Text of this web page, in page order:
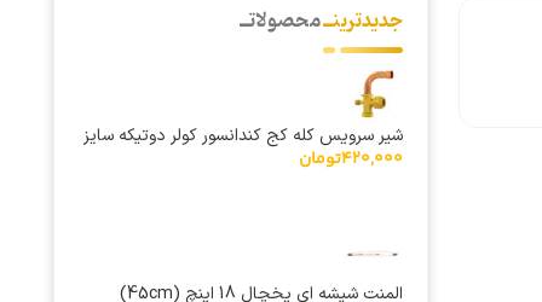
جدیدترینــمحصولاتــ
شیر سرویس کله کج کندانسور کولر دوتیکه سایز
5/8 اینچ خارجی
420,000تومان
المنت شیشه ای یخچال 18 اینچ (45cm)